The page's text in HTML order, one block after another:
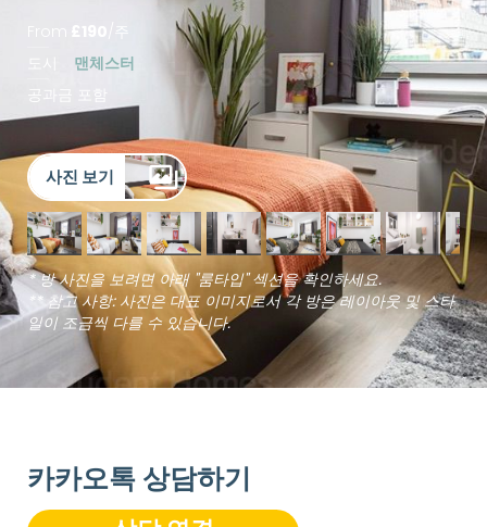
From £ 190 주
맨체스터
공과금 포함
사진 보기
* 방 사진을 보려면 아래 "룸타입" 섹션을 확인하세요.
** 참고 사항: 사진은 대표 이미지로서 각 방은 레이아웃 및 스타
일이 조금씩 다를 수 있습니다.
카카오톡 상담하기